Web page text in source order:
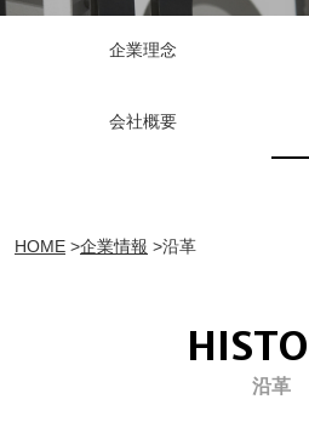
企業理念
会社概要
HOME 企業情報 沿革
沿革